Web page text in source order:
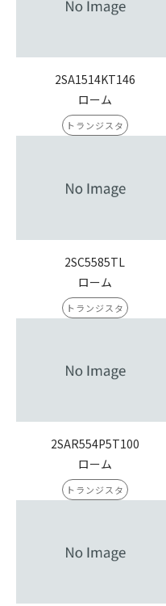
2SA1514KT146
ローム
トランジスタ
2SC5585TL
ローム
トランジスタ
2SAR554P5T100
ローム
トランジスタ